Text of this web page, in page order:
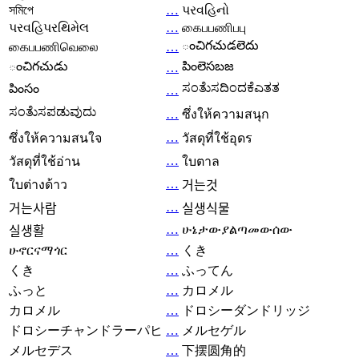
সমিপে
… પરવહિનો
પરવહિપરથિમેલ
… கைபபணிபபு
கைபபணிவெலை
… ంచిగచుడలెదు
ంచిగచుడు
… పింలెసబజ
పింసం
… ಸಂತೆುಸದಿಂದಕೆಎತತ
ಸಂತೆುಸಪಡುವುದು
… ซึ่งให้ความสนุก
ซึ่งให้ความสนใจ
… วัสดุที่ใช้อุดร
วัสดุที่ใช้อ่าน
… ใบตาล
ใบต่างด้าว
… 거는것
거는사람
… 실생식물
실생활
… ሁኔታውያልጣመውሰው
ሁኖርናማጎር
… くき
くき
… ふってん
ふっと
… カロメル
カロメル
… ドロシーダンドリッジ
ドロシーチャンドラーパヒ … メルセゲル
メルセデス
… 下摆圆角的